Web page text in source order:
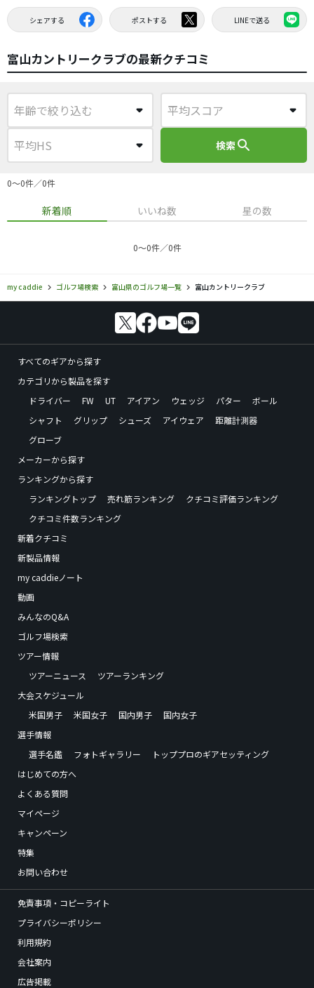
シェアする ポストする LINEで送る
富山カントリークラブの最新クチコミ
検索search
0〜0件／0件
新着順 いいね数 星の数
0〜0件／0件
my caddie ゴルフ場検索 富山県のゴルフ場一覧 富山カントリークラブ
すべてのギアから探す
カテゴリから製品を探す
ドライバー
FW UT アイアン ウェッジ パター
ボール
シャフト
グリップ シューズ アイウェア
距離計測器
グローブ
メーカーから探す
ランキングから探す
ランキングトップ
売れ筋ランキング
クチコミ評価ランキング
クチコミ件数ランキング
新着クチコミ
新製品情報
my caddieノート
動画
みんなのQ&A
ゴルフ場検索
ツアー情報
ツアーニュース
ツアーランキング
大会スケジュール
米国男子
米国女子 国内男子
国内女子
選手情報
選手名鑑
フォトギャラリー
トッププロのギアセッティング
はじめての方へ
よくある質問
マイページ
キャンペーン
特集
お問い合わせ
免責事項・コピーライト
プライバシーポリシー
利用規約
会社案内
広告掲載